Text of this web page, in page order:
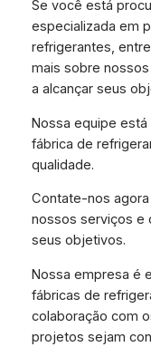
Se você está
especializada em
refrigerantes,
mais sobre
a alcançar seus
Nossa equipe está
fábrica de
qualidade.
Contate-nos
nossos serviços e
seus objetivos.
Nossa empresa é
fábricas de
colaboração com
projetos sejam